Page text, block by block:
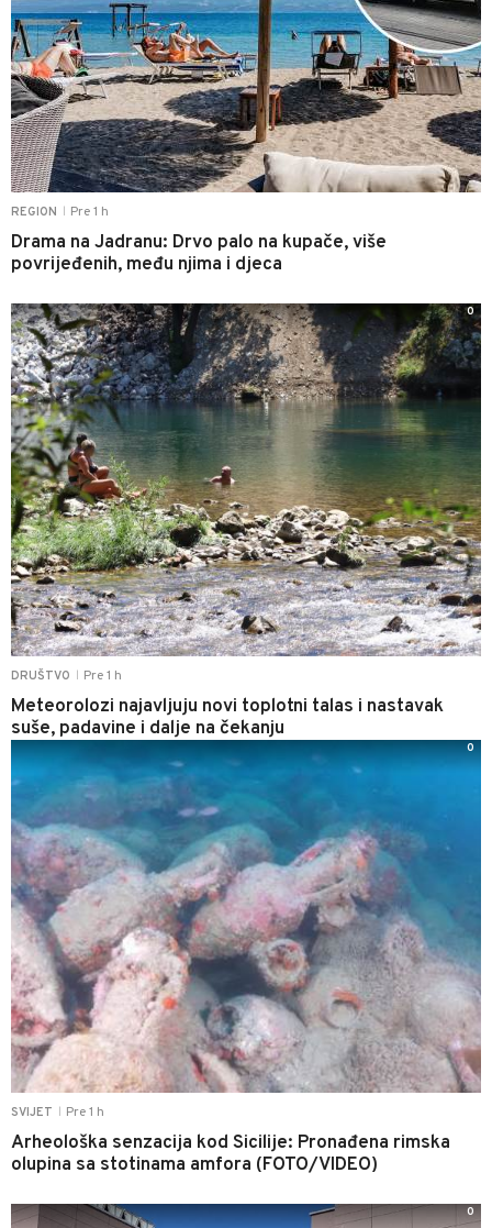
REGION Pre 1 h
Drama na Jadranu: Drvo palo na kupače, više
povrijeđenih, među njima i djeca
DRUŠTVO Pre 1 h
Meteorolozi najavljuju novi toplotni talas i nastavak
suše, padavine i dalje na čekanju
0
SVIJET Pre 1 h
Arheološka senzacija kod Sicilije: Pronađena rimska
olupina sa stotinama amfora (FOTO/VIDEO)
0
0